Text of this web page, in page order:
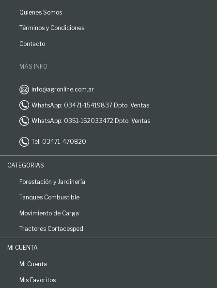
Quienes Somos
Términos y Condiciones
Contacto
MÁS INFO
info@agronline.com.ar
WhatsApp: 03471-15419837 Dpto. Ventas
WhatsApp: 0351-152033472 Dpto. Ventas
Tel: 03471-470820
CATEGORIAS
Forestación y Jardinería
Tanques Combustible
Movimiento de Carga
Tractores Cortacesped
MI CUENTA
Mi Cuenta
Mis Favoritos